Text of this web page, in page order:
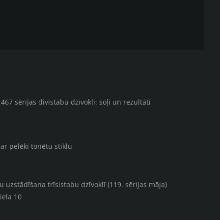
sērijas divistabu dzīvoklī: soļi un rezultāti
pelēki tonētu stiklu
uzstādīšana trīsistabu dzīvoklī (119. sērijas māja)
10